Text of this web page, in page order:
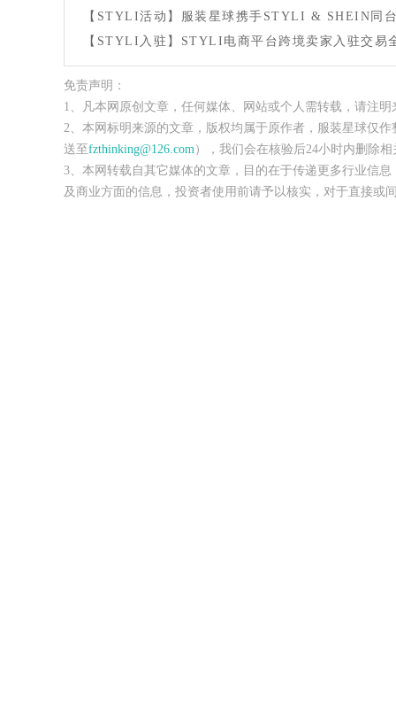
【STYLI活动】服装星球携手STYLI & SHEIN同
【STYLI入驻】STYLI电商平台跨境卖家入驻交易
免责声明：
1、凡本网原创文章，任何媒体、网站或个人需转载，请注明
2、本网标明来源的文章，版权均属于原作者，服装星球仅
送至fzthinking@126.com ），我们会在核验后24小时内删除
3、本网转载自其它媒体的文章，目的在于传递更多行业信
及商业方面的信息，投资者使用前请予以核实，对于直接